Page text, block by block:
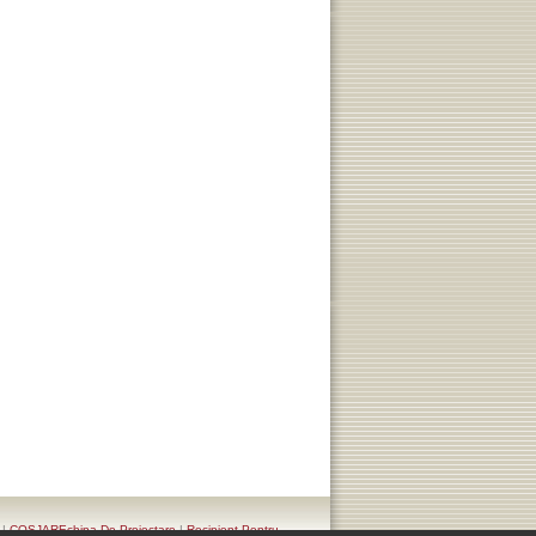
|COSJAREchipa De Proiectare|Recipient Pentru